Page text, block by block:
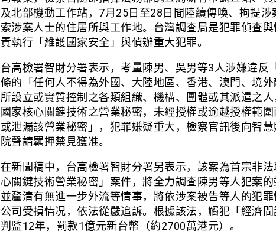
及北部機動工作站，7月25日至28日間陸續傳喚、拘提涉
索涉案人士的住居所與工作地。台灣調查局是犯罪偵查
責執行「維護國家安全」與偵辦重大犯罪。
台高檢署智財分署表示，考量陳男、吳男等3人涉嫌違反
條的「任何人不得為外國、大陸地區、香港、澳門、境
所設立或實質控制之各類組織、機構、團體或其派遣之
國家核心關鍵技術之營業秘密，未經授權或逾越授權範
或泄漏該營業秘密」，犯罪嫌疑重大，檢察官訊後向智
院聲請羈押禁見獲准。
在新聞稿中，台高檢署智財分署另表示，該案為首宗非
心關鍵技術營業秘密」案件，將全力調查陳男等人犯案的
並釐清有無進一步外流等情事，將依涉案被告等人的犯
公司受損情况，依法從嚴追訴。根據該法，觸犯「經濟
判監12年，罰款1億元新台幣（約2700萬港元）。